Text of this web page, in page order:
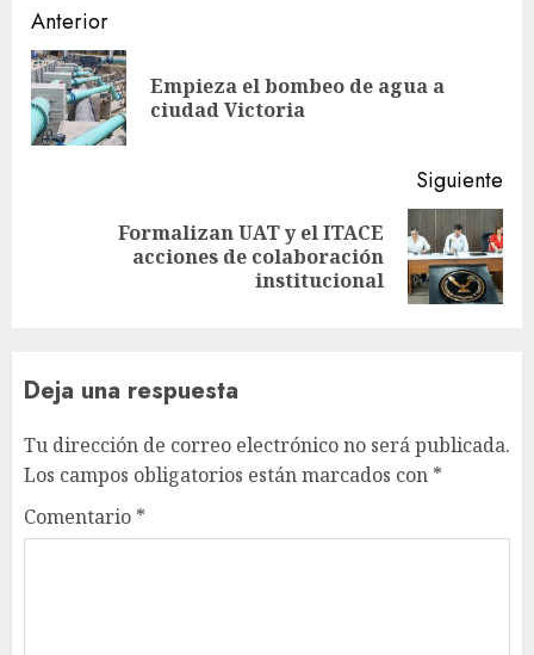
Sigue
leyendo
Anterior
Empieza el bombeo de agua a
ciudad Victoria
Siguiente
Siguiente
Formalizan UAT y el ITACE
acciones de colaboración
institucional
Deja una respuesta
Tu dirección de correo electrónico no será publicada.
Los campos obligatorios están marcados con *
Comentario *